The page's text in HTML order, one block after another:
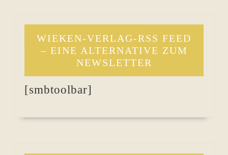
WIEKEN-VERLAG-RSS FEED
– EINE ALTERNATIVE ZUM
NEWSLETTER
[smbtoolbar]